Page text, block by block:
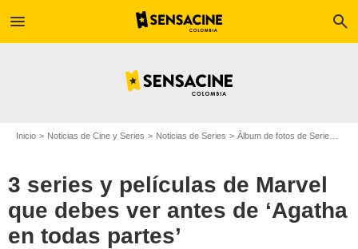
menu search
Inicio Noticias de Cine y Series Noticias de Series Álbum de fotos de Serie
3 series y películas de Marvel
que debes ver antes de ‘Agatha
en todas partes’
Marvel Studios